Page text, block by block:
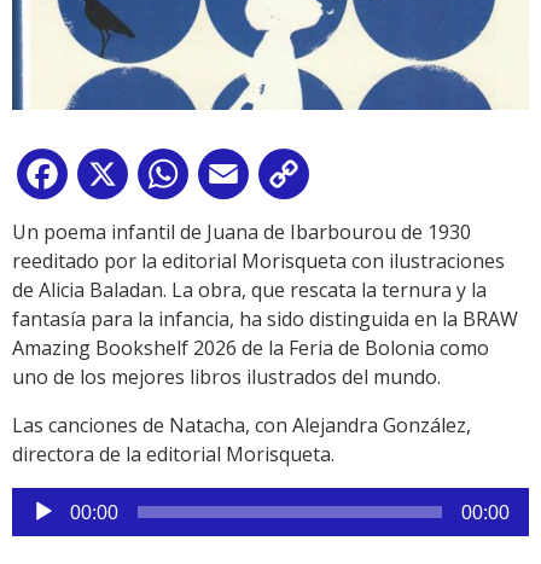
Facebook
X WhatsApp
Email
Link
Un poema infantil de Juana de Ibarbourou de 1930
reeditado por la editorial Morisqueta con ilustraciones
de Alicia Baladan. La obra, que rescata la ternura y la
fantasía para la infancia, ha sido distinguida en la BRAW
Amazing Bookshelf 2026 de la Feria de Bolonia como
uno de los mejores libros ilustrados del mundo.
Las canciones de Natacha, con Alejandra González,
directora de la editorial Morisqueta.
Reproductor
de
00:00 00:00